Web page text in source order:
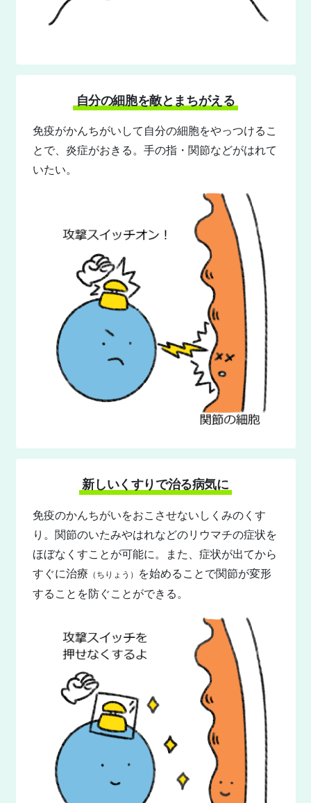
自分の細胞を敵とまちがえる
免疫がかんちがいして自分の細胞をやっつけるこ
とで、炎症がおきる。手の指・関節などがはれて
いたい。
新しいくすりで治る病気に
免疫のかんちがいをおこさせないしくみのくす
り。関節のいたみやはれなどのリウマチの症状を
ほぼなくすことが可能に。また、症状が出てから
すぐに治療 （ちりょう）
を始めることで関節が変形
することを防ぐことができる。